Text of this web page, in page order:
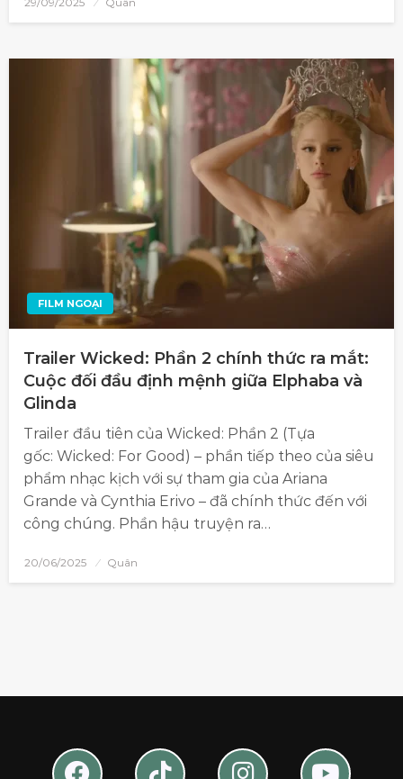
FILM NGOẠI
Trailer Wicked: Phần 2 chính thức ra mắt:
Cuộc đối đầu định mệnh giữa Elphaba và
Glinda
Trailer đầu tiên của Wicked: Phần 2 (Tựa
gốc: Wicked: For Good) – phần tiếp theo của siêu
phẩm nhạc kịch với sự tham gia của Ariana
Grande và Cynthia Erivo – đã chính thức đến với
công chúng. Phần hậu truyện ra…
20/06/2025 Quân